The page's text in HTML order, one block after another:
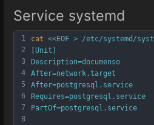
Service systemd
1
2
3
4
5
6
7
8
cat <<EOF > /etc/systemd/
[Unit]
Description=documenso
After=network.target
After=postgresql.service
Requires=postgresql.service
PartOf=postgresql.service